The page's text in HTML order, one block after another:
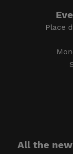
Place
All the